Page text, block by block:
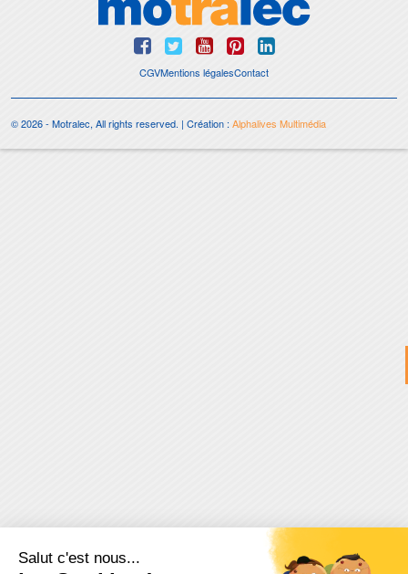
CGVMentions légalesContact
© 2026 - Motralec, All rights reserved. | Création : Alphalives Multimédia